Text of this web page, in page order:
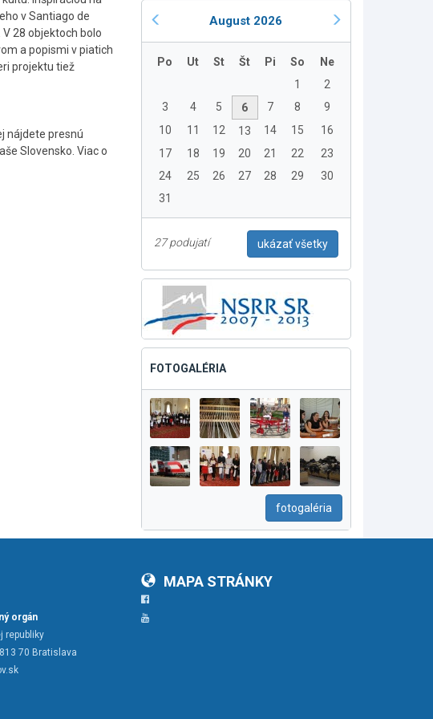
v Santiago de
28 objektoch bolo
a popismi v piatich
projektu tiež
nájdete presnú
Slovensko. Viac o
August 2026
Po Ut St Št Pi So
Ne
1
2
3
4 5 6 7 8
9
10
11 12 13 14 15
16
17
18 19 20 21 22
23
24
25 26 27 28 29
30
31
27 podujatí ukázať všetky
FOTOGALÉRIA
fotogaléria
orgán
republiky
70 Bratislava
MAPA STRÁNKY
Facebook
YouTube